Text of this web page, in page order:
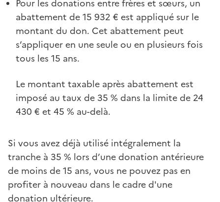
Pour les donations entre frères et sœurs, un
abattement de 15 932 € est appliqué sur le
montant du don. Cet abattement peut
s’appliquer en une seule ou en plusieurs fois
tous les 15 ans.
Le montant taxable après abattement est
imposé au taux de 35 % dans la limite de 24
430 € et 45 % au-delà.
Si vous avez déjà utilisé intégralement la
tranche à 35 % lors d’une donation antérieure
de moins de 15 ans, vous ne pouvez pas en
profiter à nouveau dans le cadre d'une
donation ultérieure.